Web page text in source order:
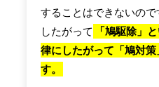
することはできないので
したがって
「鳩駆除」
律にしたがって「鳩対
す。